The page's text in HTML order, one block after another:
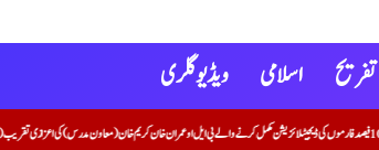
تفریح اسلامی ویڈیو گلری